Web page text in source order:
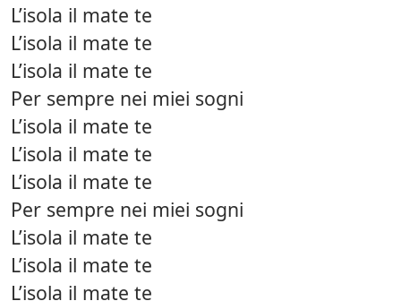
L’isola il mate te
L’isola il mate te
L’isola il mate te
Per sempre nei miei sogni
L’isola il mate te
L’isola il mate te
L’isola il mate te
Per sempre nei miei sogni
L’isola il mate te
L’isola il mate te
L’isola il mate te